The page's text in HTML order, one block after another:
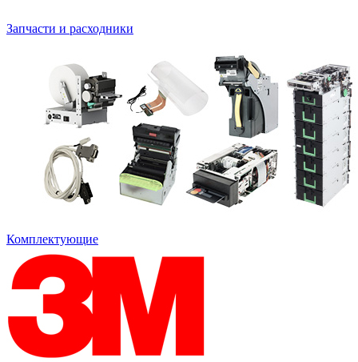
Запчасти и расходники
Комплектующие